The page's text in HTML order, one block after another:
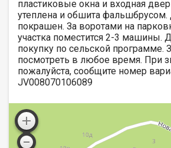
пластиковые окна и входная
утеплена и обшита
покрашен. За воротами на
участка поместится 2-3 машины.
покупку по сельской программе.
посмотреть в любое время. При
пожалуйста, сообщите номер
JV008070106089